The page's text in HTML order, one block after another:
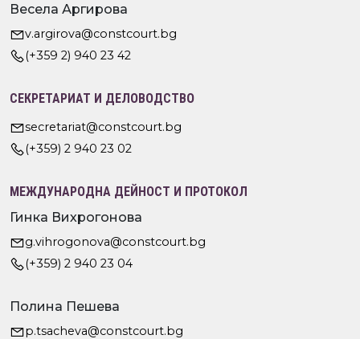
Весела Аргирова
v.argirova@constcourt.bg
(+359 2) 940 23 42
СЕКРЕТАРИАТ И ДЕЛОВОДСТВО
secretariat@constcourt.bg
(+359) 2 940 23 02
МЕЖДУНАРОДНА ДЕЙНОСТ И ПРОТОКОЛ
Гинка Вихрогонова
g.vihrogonova@constcourt.bg
(+359) 2 940 23 04
Полина Пешева
p.tsacheva@constcourt.bg